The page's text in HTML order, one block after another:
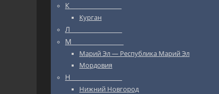
К_________________
Курган
Л_________________
М_________________
Марий Эл — Республика Марий Эл
Мордовия
Н_________________
Нижний Новгород